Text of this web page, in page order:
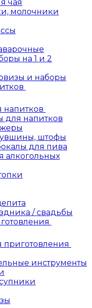
чая
молочники
на 1 и 2
и наборы
напитков
для напитков
штофы
для пива
алкогольных
/ свадьбы
приготовления
инструменты